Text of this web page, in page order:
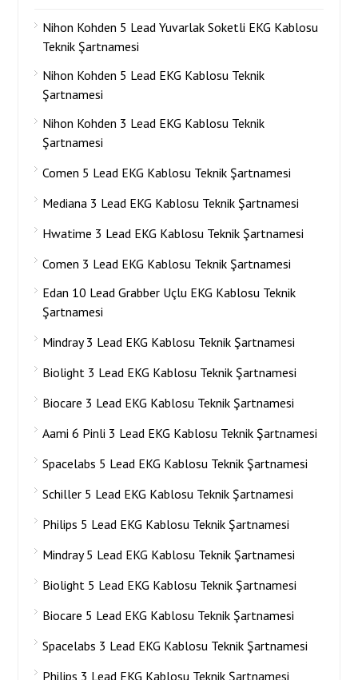
Nihon Kohden 5 Lead Yuvarlak Soketli EKG Kablosu
Teknik Şartnamesi
Nihon Kohden 5 Lead EKG Kablosu Teknik
Şartnamesi
Nihon Kohden 3 Lead EKG Kablosu Teknik
Şartnamesi
Comen 5 Lead EKG Kablosu Teknik Şartnamesi
Mediana 3 Lead EKG Kablosu Teknik Şartnamesi
Hwatime 3 Lead EKG Kablosu Teknik Şartnamesi
Comen 3 Lead EKG Kablosu Teknik Şartnamesi
Edan 10 Lead Grabber Uçlu EKG Kablosu Teknik
Şartnamesi
Mindray 3 Lead EKG Kablosu Teknik Şartnamesi
Biolight 3 Lead EKG Kablosu Teknik Şartnamesi
Biocare 3 Lead EKG Kablosu Teknik Şartnamesi
Aami 6 Pinli 3 Lead EKG Kablosu Teknik Şartnamesi
Spacelabs 5 Lead EKG Kablosu Teknik Şartnamesi
Schiller 5 Lead EKG Kablosu Teknik Şartnamesi
Philips 5 Lead EKG Kablosu Teknik Şartnamesi
Mindray 5 Lead EKG Kablosu Teknik Şartnamesi
Biolight 5 Lead EKG Kablosu Teknik Şartnamesi
Biocare 5 Lead EKG Kablosu Teknik Şartnamesi
Spacelabs 3 Lead EKG Kablosu Teknik Şartnamesi
Philips 3 Lead EKG Kablosu Teknik Şartnamesi